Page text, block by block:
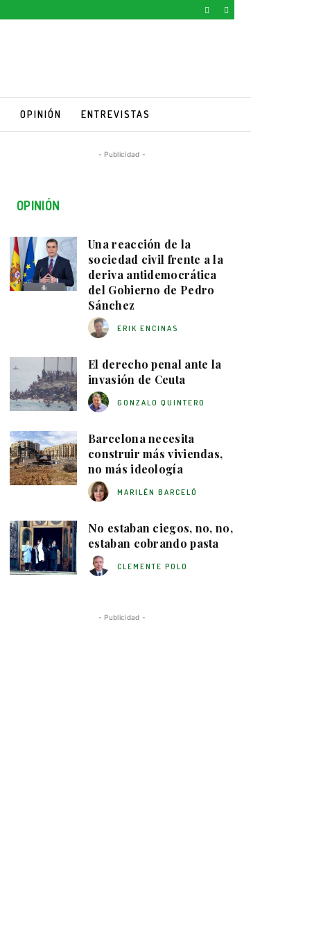
OPINIÓN ENTREVISTAS
- Publicidad -
OPINIÓN
Una reacción de la
sociedad civil frente a la
deriva antidemocrática
del Gobierno de Pedro
Sánchez
ERIK ENCINAS
El derecho penal ante la
invasión de Ceuta
GONZALO QUINTERO
Barcelona necesita
construir más viviendas,
no más ideología
MARILÉN BARCELÓ
No estaban ciegos, no, no,
estaban cobrando pasta
CLEMENTE POLO
- Publicidad -